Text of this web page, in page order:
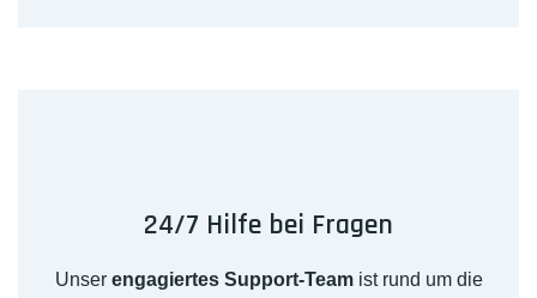
24/7 Hilfe bei Fragen
Unser engagiertes Support-Teamist rund um die